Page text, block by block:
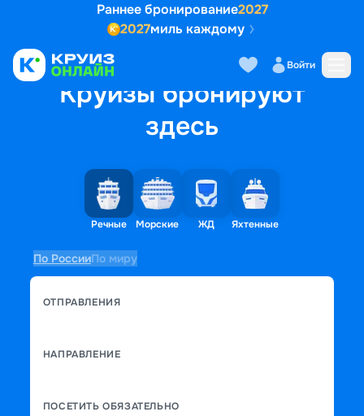
Раннее бронирование2027
2027миль каждому
Войти
Круизы бронируют
здесь
Речные Морские ЖД Яхтенные
По РоссииПо миру
ОТПРАВЛЕНИЯ
НАПРАВЛЕНИЕ
ПОСЕТИТЬ ОБЯЗАТЕЛЬНО